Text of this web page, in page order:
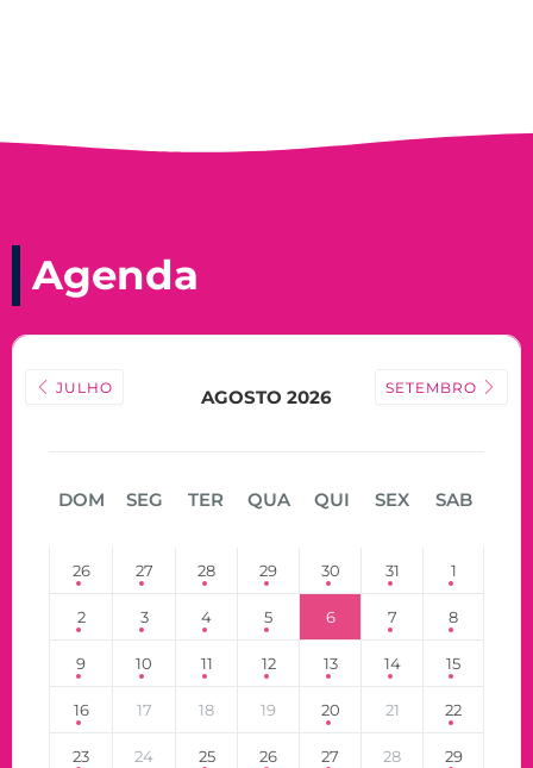
Agenda
JULHO AGOSTO 2026 SETEMBRO
DOM SEG TER QUA QUI SEX SAB
26 27 28 29 30 31 1
2 3 4 5 6 7 8
9 10 11 12 13 14 15
16 17 18 19 20 21 22
23 24 25 26 27 28 29